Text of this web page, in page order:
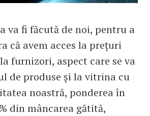
va fi făcută de noi, pentru a
că avem acces la prețuri
furnizori, aspect care se va
de produse și la vitrina cu
noastră, ponderea în
din mâncarea gătită,